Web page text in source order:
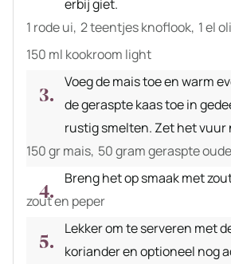
erbij giet.
1 rode ui, 2 teentjes knoflook, 1 el
150 ml kookroom light
Voeg de mais toe en warm
de geraspte kaas toe in
rustig smelten. Zet het vuur
150 gr mais, 50 gram geraspte
Breng het op smaak met
zout en peper
Lekker om te serveren met
koriander en optioneel nog